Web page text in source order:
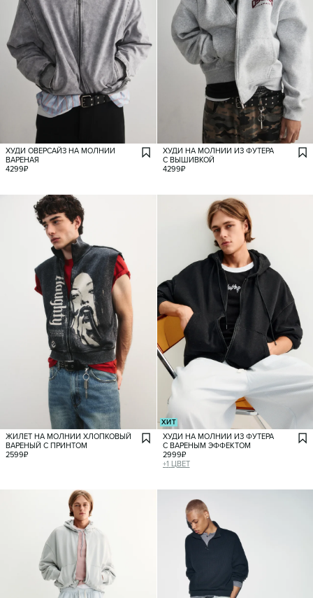
ХУДИ ОВЕРСАЙЗ НА МОЛНИИ
ВАРЕНАЯ
4299₽
ХУДИ НА МОЛНИИ ИЗ ФУТЕРА
С ВЫШИВКОЙ
4299₽
ЖИЛЕТ НА МОЛНИИ ХЛОПКОВЫЙ
ВАРЕНЫЙ С ПРИНТОМ
2599₽
ХИТ
ХУДИ НА МОЛНИИ ИЗ ФУТЕРА
С ВАРЕНЫМ ЭФФЕКТОМ
2999₽
+1 ЦВЕТ